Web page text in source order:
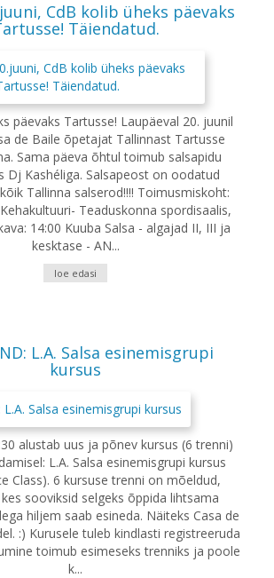
CdB kolib üheks päevaks
Täiendatud.
päevaks Tartusse! Laupäeval 20. juunil
de Baile õpetajat Tallinnast Tartusse
Sama päeva õhtul toimub salsapidu
Dj Kashéliga. Salsapeost on oodatud
Tallinna salserod!!!! Toimusmiskoht:
Teaduskonna spordisaalis,
14:00 Kuuba Salsa - algajad II, III ja
kesktase - AN...
loe edasi
L.A. Salsa esinemisgrupi
kursus
alustab uus ja põnev kursus (6 trenni)
L.A. Salsa esinemisgrupi kursus
Class). 6 kursuse trenni on mõeldud,
sooviksid selgeks õppida lihtsama
hiljem saab esineda. Näiteks Casa de
:) Kurusele tuleb kindlasti registreeruda
toimub esimeseks trenniks ja poole
k...